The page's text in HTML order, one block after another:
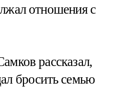
отношения с
рассказал,
бросить семью